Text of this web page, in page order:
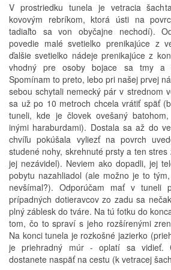
V prostriedku tunela je vetracia
kovovým rebríkom, ktorá ústi na
tadiaľto sa von obyčajne nechodí).
povedie malé svetielko prenikajúce z
ďalšie svetielko nádeje prenikajúce z
vhodný pre osoby bojace sa tmy a
Spomínam to preto, lebo pri našej prvej
sebou schytali nemecký pár v strednom
sa už po 10 metroch chcela vrátiť späť
tuneli, kde je človek ovešaný
inými haraburdami). Dostala sa až do
chvíľu pokúšala vyliezť na povrch
studené nohy, skrehnuté prsty a ten
jej nezávidel). Neviem ako dopadli, jej
pobytu nazahliadol (ale možno je to
nevšímal?). Odporúčam mať v tuneli
prípadných dotieravcov zo zadu sa
plný záblesk do tváre. Na tú fotku do
tom, čo to spraví s jeho rozšírenými
Na konci tunela je rozkošné jazierko
je priehradný múr - oplatí sa vidieť.
dostanete naspäť na cestu (k vetracej